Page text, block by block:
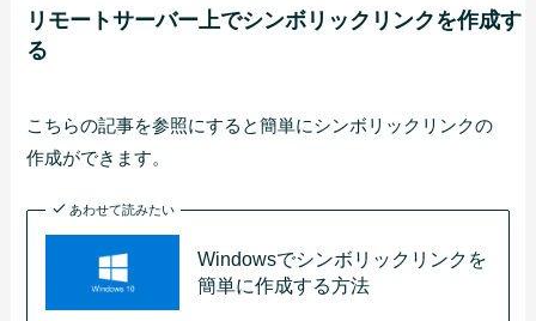
リモートサーバー上でシンボリックリンクを作成す
る
こちらの記事を参照にすると簡単にシンボリックリンクの
作成ができます。
あわせて読みたい
Windowsでシンボリックリンクを
簡単に作成する方法